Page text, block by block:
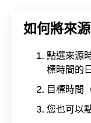
如何將來
點選來源
標時間的
目標時間
您也可以